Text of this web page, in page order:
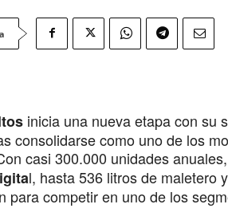
inicia una nueva etapa con su
consolidarse como uno de los
casi 300.000 unidades
l, hasta 536 litros de maletero
para competir en uno de los